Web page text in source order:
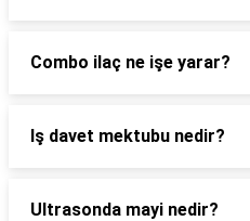
Combo ilaç ne işe yarar?
Iş davet mektubu nedir?
Ultrasonda mayi nedir?